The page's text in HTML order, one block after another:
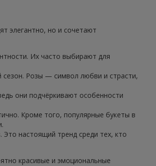
элегантно, но и сочетают
Их часто выбирают для
сезон. Розы — символ любви и страсти,
они подчёркивают особенности
Кроме того, популярные букеты в
настоящий тренд среди тех, кто
красивые и эмоциональные